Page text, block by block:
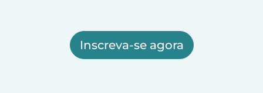
Inscreva-se agora